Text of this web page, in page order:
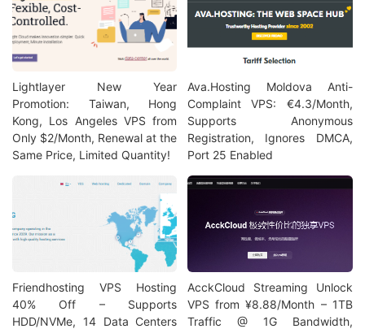
Lightlayer New Year
Promotion: Taiwan, Hong
Kong, Los Angeles VPS from
Only $2/Month, Renewal at the
Same Price, Limited Quantity!
Ava.Hosting Moldova Anti-
Complaint VPS: €4.3/Month,
Supports Anonymous
Registration, Ignores DMCA,
Port 25 Enabled
Friendhosting VPS Hosting
40% Off – Supports
HDD/NVMe, 14 Data Centers
AcckCloud Streaming Unlock
VPS from ¥8.88/Month – 1TB
Traffic @ 1G Bandwidth,